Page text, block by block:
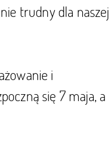
trudny dla naszej
i
się 7 maja, a